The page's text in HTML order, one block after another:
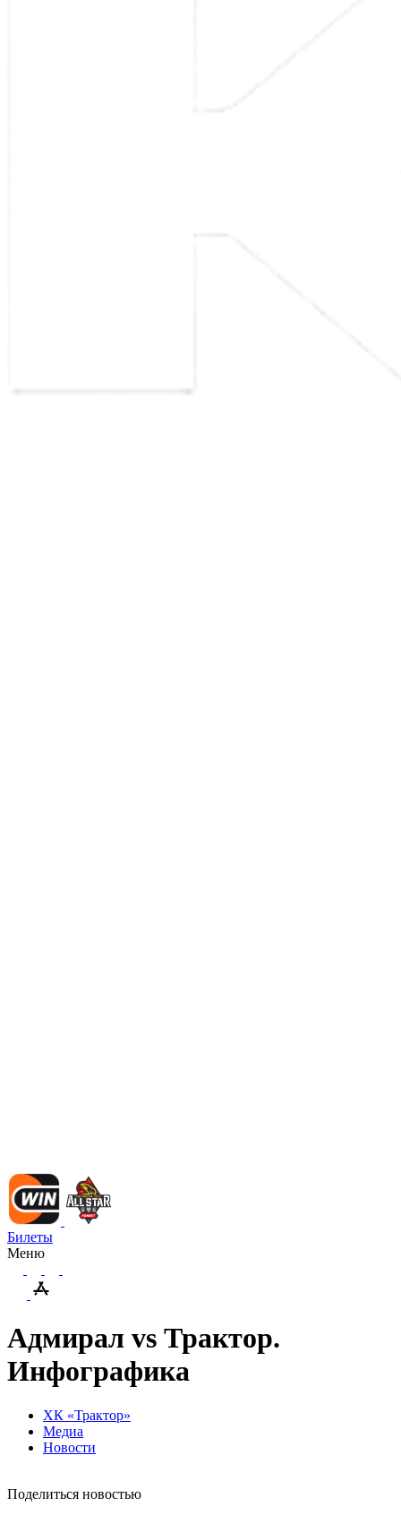
Билеты
Меню
Адмирал vs Трактор.
Инфографика
ХК «Трактор»
Медиа
Новости
Поделиться новостью